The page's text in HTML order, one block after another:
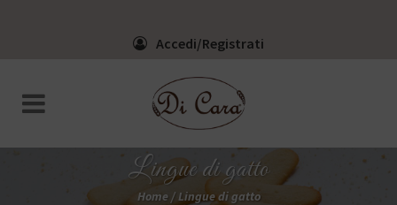
Accedi/Registrati
Lingue di gatto
Home/ Lingue di gatto